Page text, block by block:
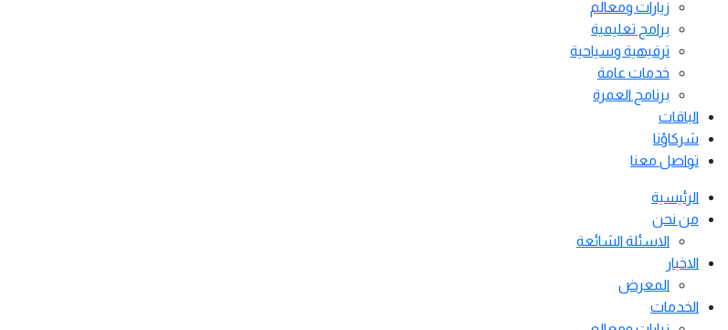
زيارات ومعالم
برامج تعليمية
ترفيهية وسياحية
خدمات عامة
برنامج العمرة
الباقات
شركاؤنا
تواصل معنا
الرئيسية
من نحن
الاسئلة الشائعة
الاخبار
المعرض
الخدمات